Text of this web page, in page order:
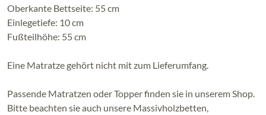
Oberkante Bettseite: 55 cm
Einlegetiefe: 10 cm
Fußteilhöhe: 55 cm
Eine Matratze gehört nicht mit zum Lieferumfang.
Passende Matratzen oder Topper finden sie in unserem Shop.
Bitte beachten sie auch unsere Massivholzbetten,